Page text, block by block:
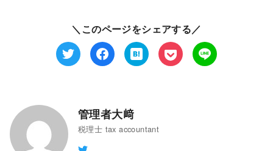
＼このページをシェアする／
管理者大﨑
税理士 tax accountant